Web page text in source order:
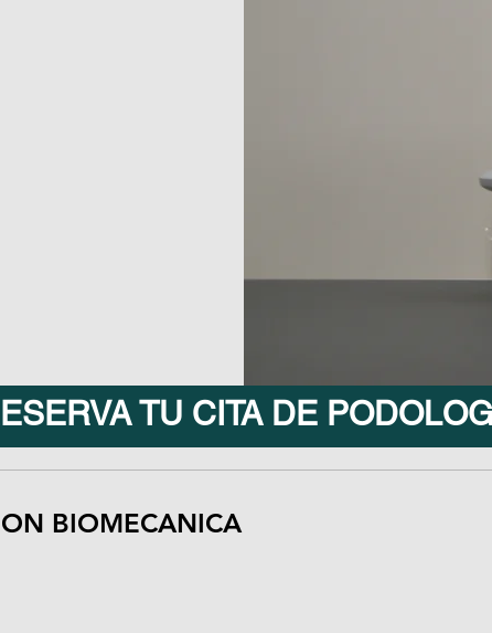
TU CITA DE
BIOMECANICA